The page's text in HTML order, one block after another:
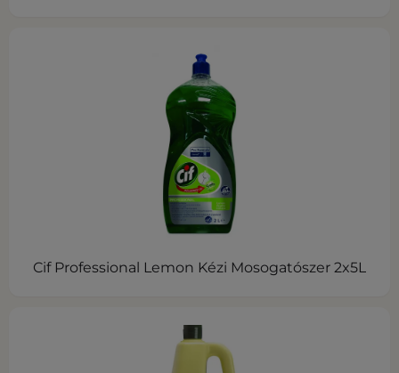
Cif Professional Lemon Kézi Mosogatószer 2x5L